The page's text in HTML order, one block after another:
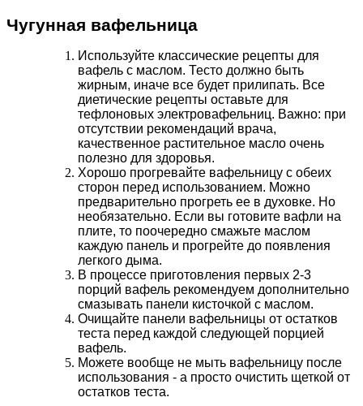
Чугунная вафельница
Используйте классические рецепты для
вафель с маслом. Тесто должно быть
жирным, иначе все будет прилипать. Все
диетические рецепты оставьте для
тефлоновых электровафельниц. Важно: при
отсутствии рекомендаций врача,
качественное растительное масло очень
полезно для здоровья.
Хорошо прогревайте вафельницу с обеих
сторон перед использованием. Можно
предварительно прогреть ее в духовке. Но
необязательно. Если вы готовите вафли на
плите, то поочередно смажьте маслом
каждую панель и прогрейте до появления
легкого дыма.
В процессе приготовления первых 2-3
порций вафель рекомендуем дополнительно
смазывать панели кисточкой с маслом.
Очищайте панели вафельницы от остатков
теста перед каждой следующей порцией
вафель.
Можете вообще не мыть вафельницу после
использования - а просто очистить щеткой от
остатков теста.